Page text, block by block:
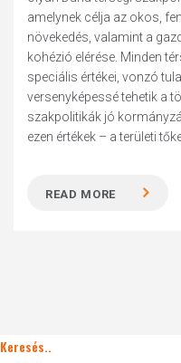
amelynek célja az okos,
növekedés, valamint a
kohézió elérése. Minden
speciális értékei, vonzó
versenyképessé tehetik a
szakpolitikák jó
ezen értékek – a területi
READ MORE
Keresés..